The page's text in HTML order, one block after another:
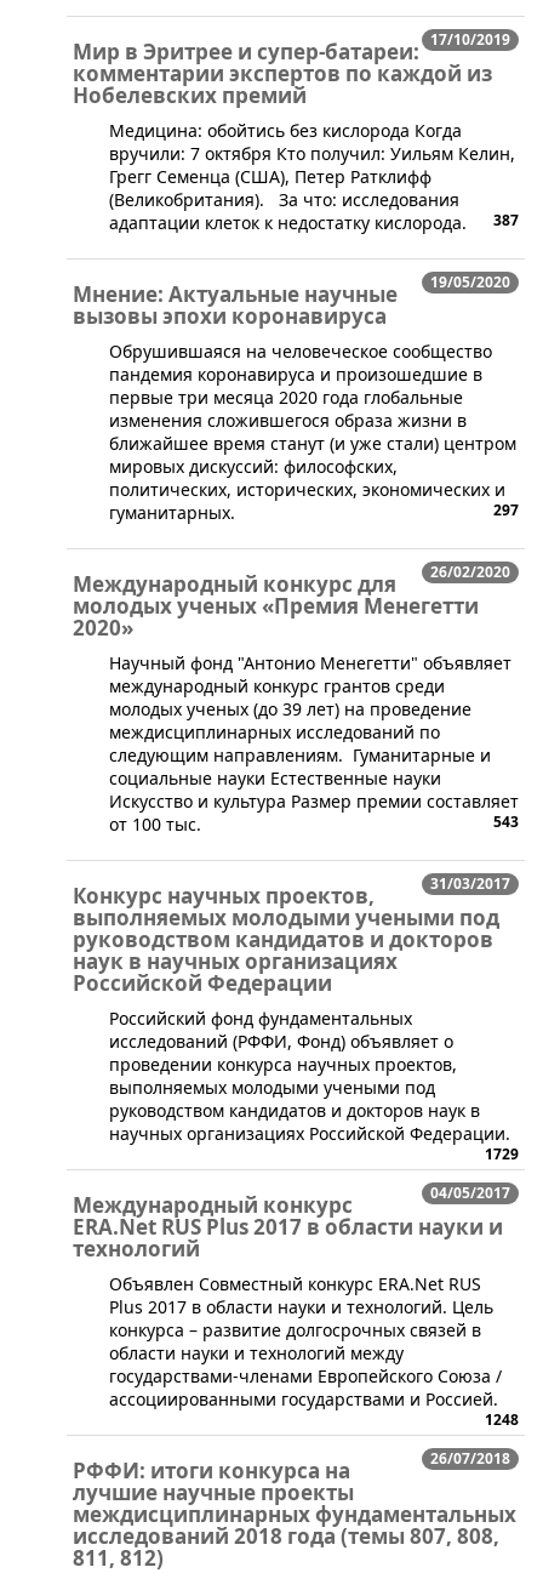
17/10/2019
Мир в Эритрее и супер-батареи:
комментарии экспертов по каждой из
Нобелевских премий
Медицина: обойтись без кислорода Когда
вручили: 7 октября Кто получил: Уильям Келин,
Грегг Семенца (США), Петер Ратклифф
(Великобритания). За что: исследования
адаптации клеток к недостатку кислорода.
387
19/05/2020
Мнение: Актуальные научные
вызовы эпохи коронавируса
Обрушившаяся на человеческое сообщество
пандемия коронавируса и произошедшие в
первые три месяца 2020 года глобальные
изменения сложившегося образа жизни в
ближайшее время станут (и уже стали) центром
мировых дискуссий: философских,
политических, исторических, экономических и
гуманитарных.
297
26/02/2020
Международный конкурс для
молодых ученых «Премия Менегетти
2020»
​Научный фонд "Антонио Менегетти" объявляет
международный конкурс грантов среди
молодых ученых (до 39 лет) на проведение
междисциплинарных исследований по
следующим направлениям. Гуманитарные и
социальные науки Естественные науки
Искусство и культура Размер премии составляет
от 100 тыс.
543
31/03/2017
Конкурс научных проектов,
выполняемых молодыми учеными под
руководством кандидатов и докторов
наук в научных организациях
Российской Федерации
Российский фонд фундаментальных
исследований (РФФИ, Фонд) объявляет о
проведении конкурса научных проектов,
выполняемых молодыми учеными под
руководством кандидатов и докторов наук в
научных организациях Российской Федерации.
1729
04/05/2017
Международный конкурс
ERA.Net RUS Plus 2017 в области науки и
технологий
Объявлен Совместный конкурс ERA.Net RUS
Plus 2017 в области науки и технологий. Цель
конкурса – развитие долгосрочных связей в
области науки и технологий между
государствами-членами Европейского Союза /
ассоциированными государствами и Россией.
1248
26/07/2018
РФФИ: итоги конкурса на
лучшие научные проекты
междисциплинарных фундаментальных
исследований 2018 года (темы 807, 808,
811, 812)